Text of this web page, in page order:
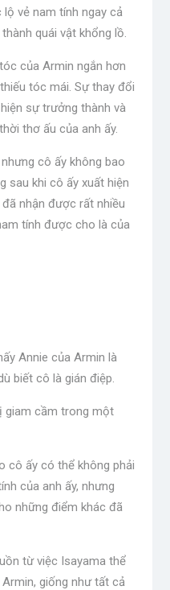
vẻ nam tính ngay cả
quái vật khổng lồ.
của Armin ngắn hơn
tóc mái. Sự thay đổi
sự trưởng thành và
thơ ấu của anh ấy.
cô ấy không bao
sau khi cô ấy xuất hiện
nhận được rất nhiều
tính được cho là của
Annie của Armin là
biết cô là gián điệp.
giam cầm trong một
cô ấy có thể không phải
của anh ấy, nhưng
những điểm khác đã
từ việc Isayama thể
giống như tất cả